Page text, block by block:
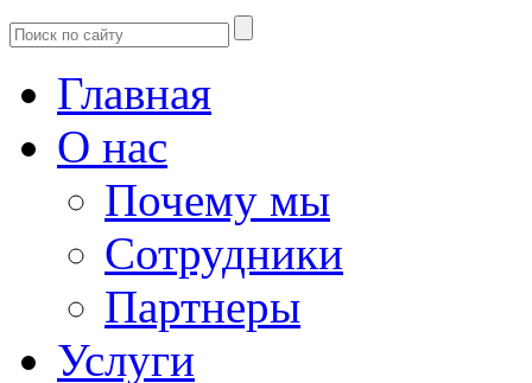
Главная
О нас
Почему мы
Сотрудники
Партнеры
Услуги